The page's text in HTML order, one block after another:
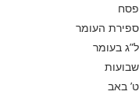
פסח
ספירת העומר
ל”ג בעומר
שבועות
ט’ באב